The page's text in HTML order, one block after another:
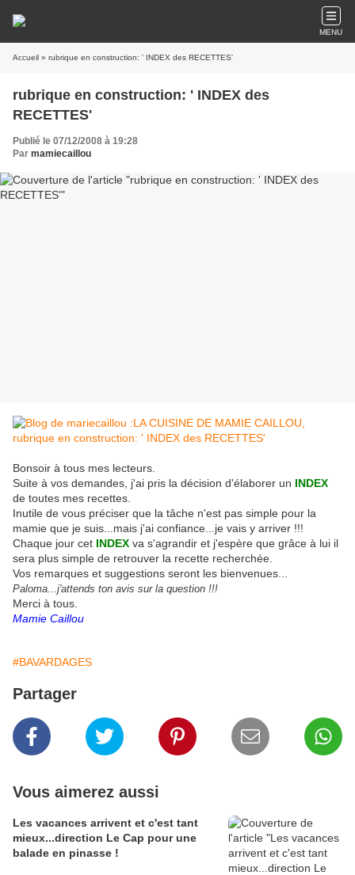
MENU
Accueil » rubrique en construction: ' INDEX des RECETTES'
rubrique en construction: ' INDEX des
RECETTES'
Publié le 07/12/2008 à 19:28
Par mamiecaillou
Bonsoir à tous mes lecteurs.
Suite à vos demandes, j'ai pris la décision d'élaborer un INDEX
de toutes mes recettes.
Inutile de vous préciser que la tâche n'est pas simple pour la
mamie que je suis...mais j'ai confiance...je vais y arriver !!!
Chaque jour cet INDEX va s'agrandir et j'espère que grâce à lui il
sera plus simple de retrouver la recette recherchée.
Vos remarques et suggestions seront les bienvenues...
Paloma...j'attends ton avis sur la question !!!
Merci à tous.
Mamie Caillou
#BAVARDAGES
Partager
Vous aimerez aussi
Les vacances arrivent et c'est tant
mieux...direction Le Cap pour une
balade en pinasse !